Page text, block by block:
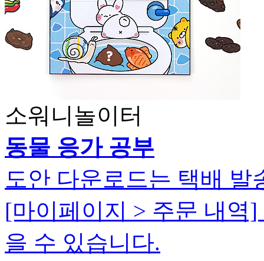
소워니놀이터
동물 응가 공부
도안 다운로드는 택배 발
[마이페이지 > 주문 내역
을 수 있습니다.